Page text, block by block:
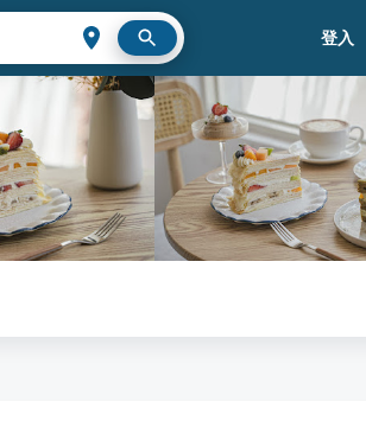
登入